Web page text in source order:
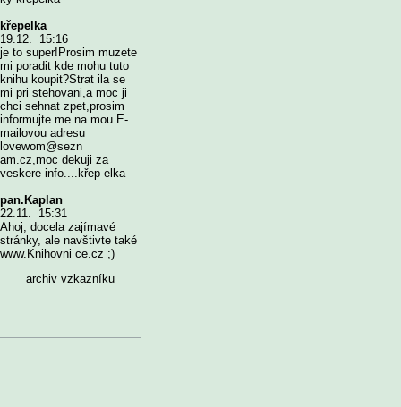
křepelka
19.12. 15:16
je to super!Prosim muzete
mi poradit kde mohu tuto
knihu koupit?Strat ila se
mi pri stehovani,a moc ji
chci sehnat zpet,prosim
informujte me na mou E-
mailovou adresu
lovewom@sezn
am.cz,moc dekuji za
veskere info....křep elka
pan.Kaplan
22.11. 15:31
Ahoj, docela zajímavé
stránky, ale navštivte také
www.Knihovni ce.cz ;)
archiv vzkazníku